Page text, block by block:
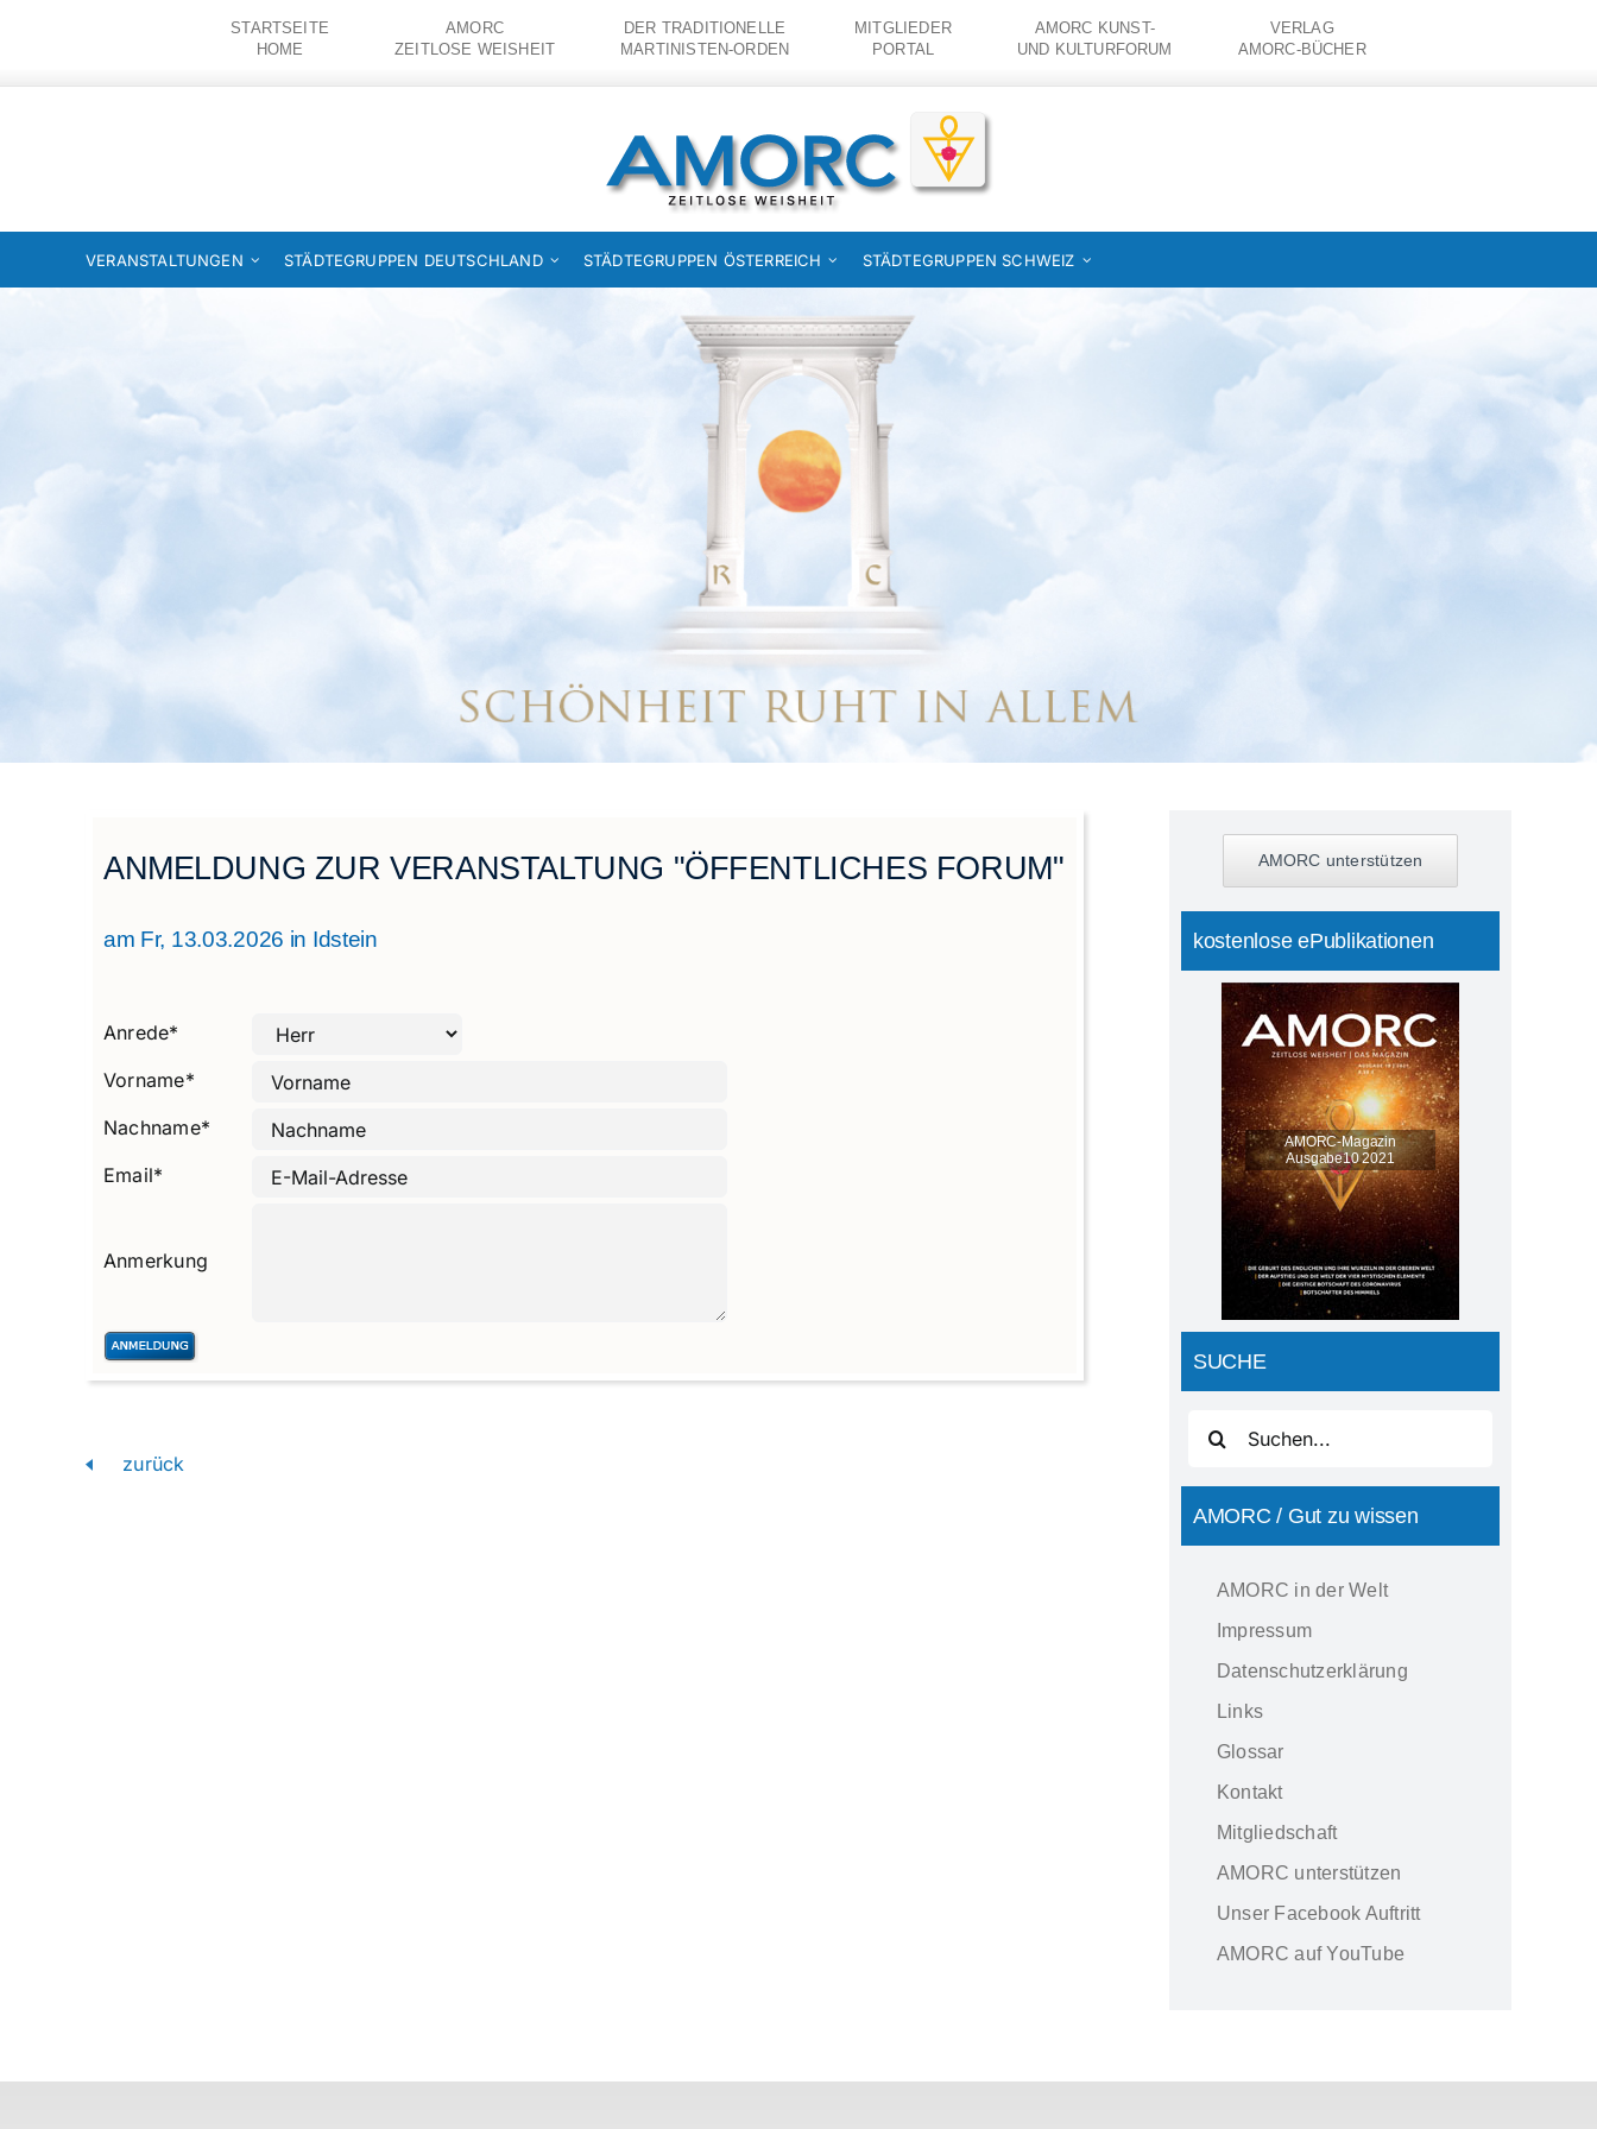
STARTSEITE
HOME
AMORC
ZEITLOSE WEISHEIT
DER TRADITIONELLE
MARTINISTEN-ORDEN
MITGLIEDER
PORTAL
AMORC KUNST-
UND KULTURFORUM
VERLAG
AMORC-BÜCHER
VERANSTALTUNGEN STÄDTEGRUPPEN DEUTSCHLAND STÄDTEGRUPPEN ÖSTERREICH STÄDTEGRUPPEN SCHWEIZ
ANMELDUNG ZUR VERANSTALTUNG "ÖFFENTLICHES FORUM"
am Fr, 13.03.2026 in Idstein
Anrede*
Vorname*
Nachname*
Email*
Anmerkung
zurück
AMORC unterstützen
kostenlose ePublikationen
AMORC-Magazin
Ausgabe10 2021
SUCHE
nach:
AMORC / Gut zu wissen
AMORC in der Welt
Impressum
Datenschutzerklärung
Links
Glossar
Kontakt
Mitgliedschaft
AMORC unterstützen
Unser Facebook Auftritt
AMORC auf YouTube